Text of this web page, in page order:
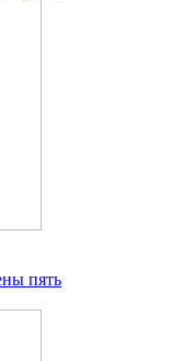
пять